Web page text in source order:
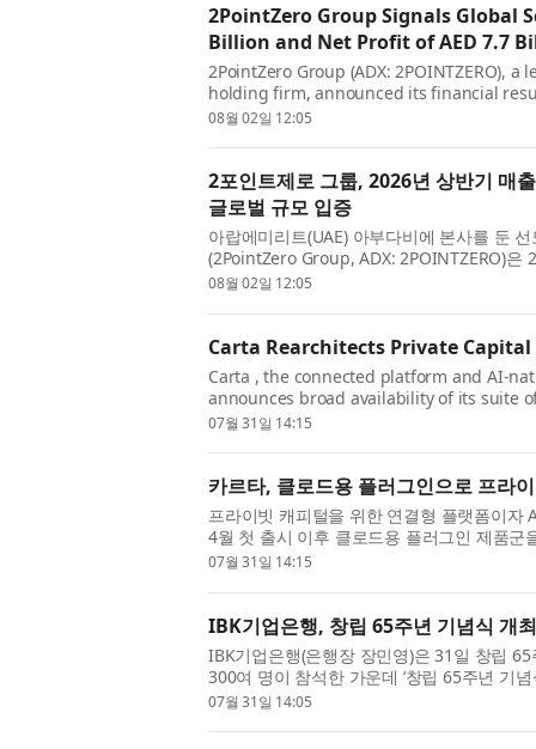
2PointZero Group Signals Global
Billion and Net Profit of AED 7.7
2PointZero Group (ADX: 2POINTZERO),
holding firm, announced its financial
revenue of AED 21.9 billion and
08월 02일 12:05
2포인트제로 그룹, 2026년 상반기 매
글로벌 규모 입증
아랍에미리트(UAE) 아부다비에 본사를 둔
(2PointZero Group, ADX: 2POINTZERO)은
억AED와 그룹 순이익 77억AED를 기록했
08월 02일 12:05
Carta Rearchitects Private
Carta , the connected platform and AI-
announces broad availability of its suite
launch in April 2026. With more than
07월 31일 14:15
카르타, 클로드용 플러그인으로 프라
프라이빗 캐피털을 위한 연결형 플랫폼이자
4월 첫 출시 이후 클로드용 플러그인 제품
곳이 넘는 기업과 기관이 이 플러그인을 사
07월 31일 14:15
IBK기업은행, 창립 65주년 기념식 개최
IBK기업은행(은행장 장민영)은 31일 창립
300여 명이 참석한 가운데 ‘창립 65주년 기
향한 사명감과 진심을 원동력으로 성장해
07월 31일 14:05